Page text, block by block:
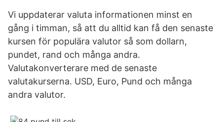
Vi uppdaterar valuta informationen minst en
gång i timman, så att du alltid kan få den senaste
kursen för populära valutor så som dollarn,
pundet, rand och många andra.
Valutakonverterare med de senaste
valutakurserna. USD, Euro, Pund och många
andra valutor.